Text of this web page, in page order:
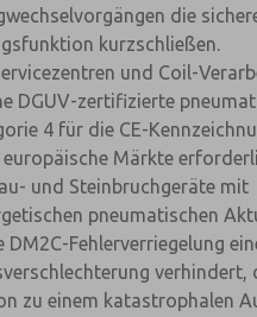
die
kurzschließen.
und Coil-
DGUV-zertifizierte
4 für die CE-
Märkte
und Steinbruchgeräte mit
pneumatischen
DM2C-Fehlerverriegelung
verhindert,
zu einem katastrophalen